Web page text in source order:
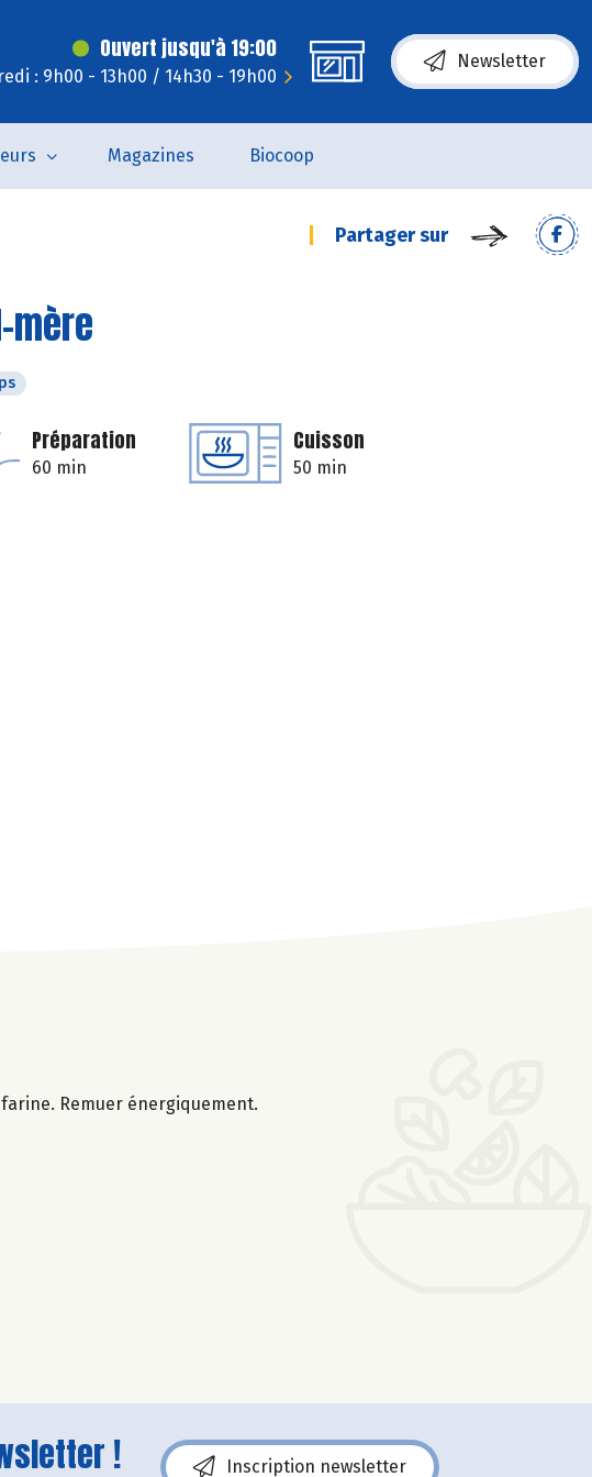
Ouvert jusqu'à 19:00
: 9h00 - 13h00 / 14h30 - 19h00
Newsletter
Magazines Biocoop
Partager sur
mère
Préparation
60 min
Cuisson
50 min
Remuer énergiquement.
! Inscription newsletter